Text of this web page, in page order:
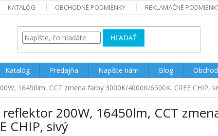
KATALÓG OBCHODNÉ PODMIENKY REKLAMAČNÉ
HĽADAŤ
Katalóg Predajňa Napíšte nám Blog
16450lm, CCT zmena farby 3000K/4000K/6500K, CREE CHIP,
reflektor 200W, 16450lm, CCT
CHIP, sivý